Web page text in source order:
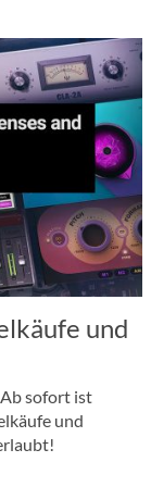
und
sofort ist
und